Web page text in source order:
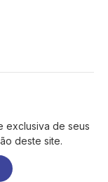
exclusiva de seus
deste site.